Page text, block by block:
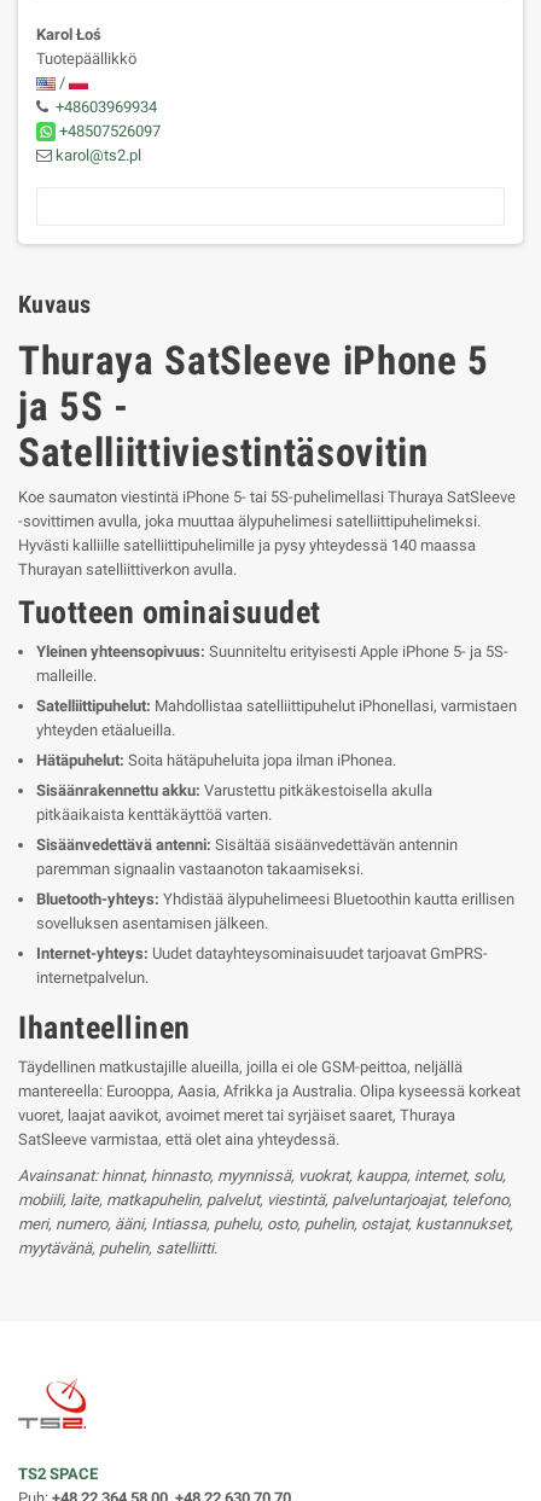
Karol Łoś
Tuotepäällikkö
/
+48603969934
+48507526097
karol@ts2.pl
Kuvaus
Thuraya SatSleeve iPhone 5
ja 5S -
Satelliittiviestintäsovitin
Koe saumaton viestintä iPhone 5- tai 5S-puhelimellasi Thuraya SatSleeve
-sovittimen avulla, joka muuttaa älypuhelimesi satelliittipuhelimeksi.
Hyvästi kalliille satelliittipuhelimille ja pysy yhteydessä 140 maassa
Thurayan satelliittiverkon avulla.
Tuotteen ominaisuudet
Yleinen yhteensopivuus: Suunniteltu erityisesti Apple iPhone 5- ja 5S-
malleille.
Satelliittipuhelut: Mahdollistaa satelliittipuhelut iPhonellasi, varmistaen
yhteyden etäalueilla.
Hätäpuhelut: Soita hätäpuheluita jopa ilman iPhonea.
Sisäänrakennettu akku: Varustettu pitkäkestoisella akulla
pitkäaikaista kenttäkäyttöä varten.
Sisäänvedettävä antenni: Sisältää sisäänvedettävän antennin
paremman signaalin vastaanoton takaamiseksi.
Bluetooth-yhteys: Yhdistää älypuhelimeesi Bluetoothin kautta erillisen
sovelluksen asentamisen jälkeen.
Internet-yhteys: Uudet datayhteysominaisuudet tarjoavat GmPRS-
internetpalvelun.
Ihanteellinen
Täydellinen matkustajille alueilla, joilla ei ole GSM-peittoa, neljällä
mantereella: Eurooppa, Aasia, Afrikka ja Australia. Olipa kyseessä korkeat
vuoret, laajat aavikot, avoimet meret tai syrjäiset saaret, Thuraya
SatSleeve varmistaa, että olet aina yhteydessä.
Avainsanat: hinnat, hinnasto, myynnissä, vuokrat, kauppa, internet, solu,
mobiili, laite, matkapuhelin, palvelut, viestintä, palveluntarjoajat, telefono,
meri, numero, ääni, Intiassa, puhelu, osto, puhelin, ostajat, kustannukset,
myytävänä, puhelin, satelliitti.
TS2 SPACE